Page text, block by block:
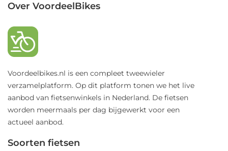
Over VoordeelBikes
Voordeelbikes.nl is een compleet tweewieler
verzamelplatform. Op dit platform tonen we het live
aanbod van fietsenwinkels in Nederland. De fietsen
worden meermaals per dag bijgewerkt voor een
actueel aanbod.
Soorten fietsen